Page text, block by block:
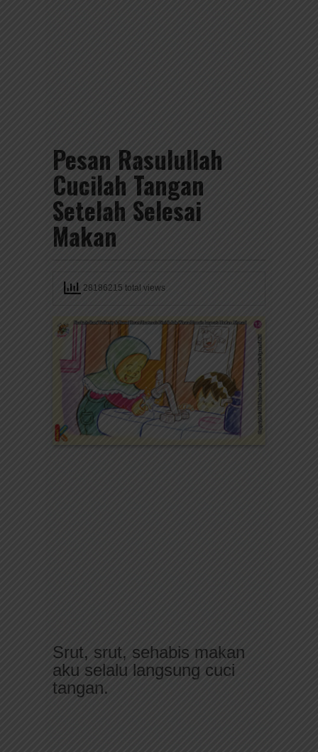
Pesan Rasulullah
Cucilah Tangan
Setelah Selesai
Makan
28186215 total views
Srut, srut, sehabis makan
aku selalu langsung cuci
tangan.